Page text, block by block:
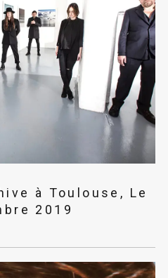
à Toulouse, Le
2019